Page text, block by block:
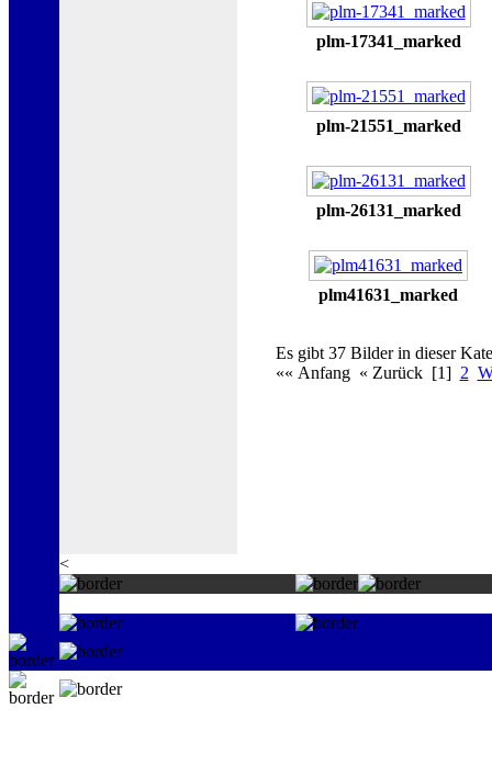
plm-17341_marked
plm-21551_marked
plm-26131_marked
plm41631_marked
Es gibt 37 Bilder in dieser
«« Anfang « Zurück [1] 2
<